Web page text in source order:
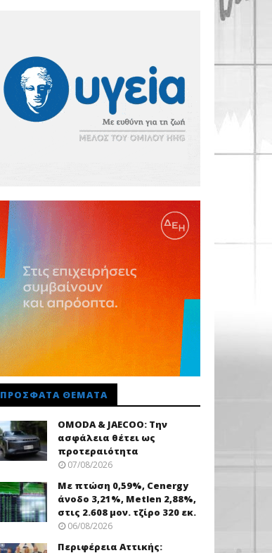
ΠΡΌΣΦΑΤΑ ΘΈΜΑΤΑ
OMODA & JAECOO: Την
ασφάλεια θέτει ως
προτεραιότητα
07/08/2026
Με πτώση 0,59%, Cenergy
άνοδο 3,21%, Metlen 2,88%,
στις 2.608 μον. τζίρο 320 εκ.
06/08/2026
Περιφέρεια Αττικής: